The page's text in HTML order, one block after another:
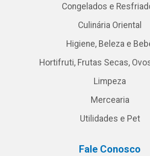
Congelados e
Culinária Oriental
Higiene, Beleza e
Hortifruti, Frutas Secas,
Limpeza
Mercearia
Utilidades e Pet
Fale Conosco